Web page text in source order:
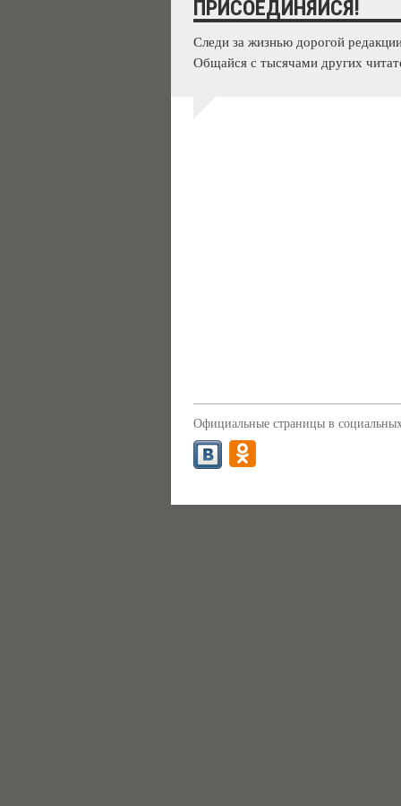
ПРИСОЕДИНЯЙСЯ!
Следи за жизнью дорогой
Общайся с тысячами других
Официальные страницы в социальных